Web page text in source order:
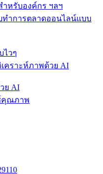
หรับองค์กร ฯลฯ
ไวๆ
ย AI